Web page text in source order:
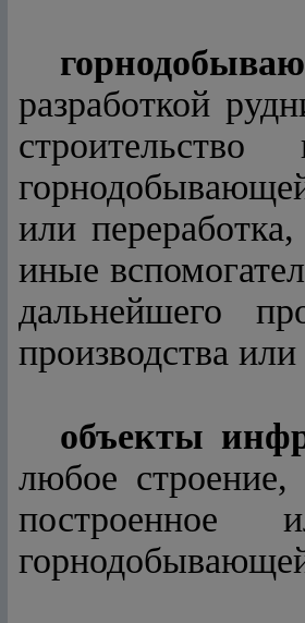
разработкой
или
иные
дальнейшего
производства
объекты
любое строение,
построенное